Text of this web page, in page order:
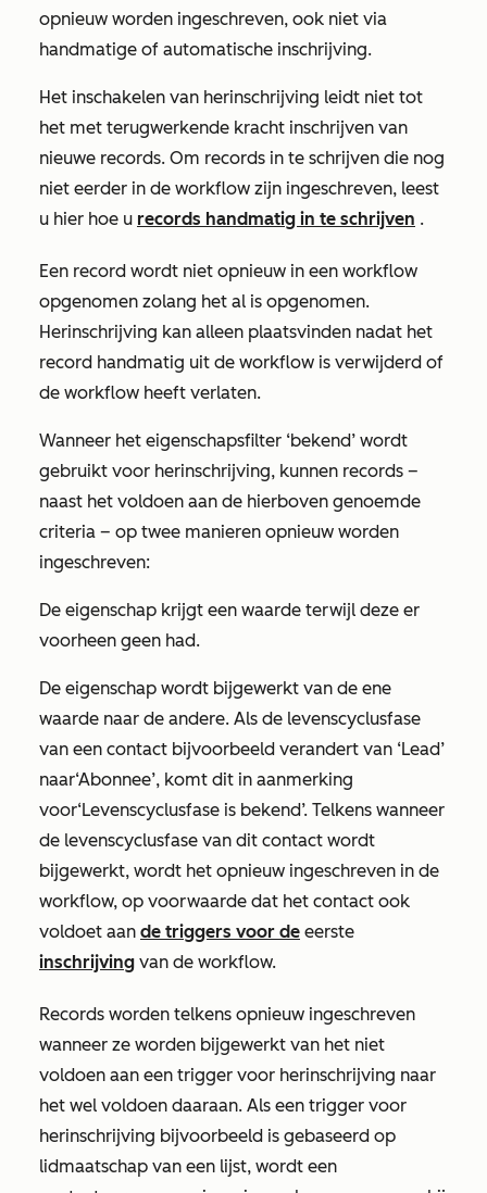
opnieuw worden ingeschreven, ook niet via
handmatige of automatische inschrijving.
Het inschakelen van herinschrijving leidt niet tot
het met terugwerkende kracht inschrijven van
nieuwe records. Om records in te schrijven die nog
niet eerder in de workflow zijn ingeschreven, leest
u hier hoe u records handmatig in te schrijven .
Een record wordt niet opnieuw in een workflow
opgenomen zolang het al is opgenomen.
Herinschrijving kan alleen plaatsvinden nadat het
record handmatig uit de workflow is verwijderd of
de workflow heeft verlaten.
Wanneer het eigenschapsfilter ‘bekend’ wordt
gebruikt voor herinschrijving, kunnen records –
naast het voldoen aan de hierboven genoemde
criteria – op twee manieren opnieuw worden
ingeschreven:
De eigenschap krijgt een waarde terwijl deze er
voorheen geen had.
De eigenschap wordt bijgewerkt van de ene
waarde naar de andere. Als de levenscyclusfase
van een contact bijvoorbeeld verandert van ‘Lead’
naar‘Abonnee’, komt dit in aanmerking
voor‘Levenscyclusfase is bekend’. Telkens wanneer
de levenscyclusfase van dit contact wordt
bijgewerkt, wordt het opnieuw ingeschreven in de
workflow, op voorwaarde dat het contact ook
voldoet aan de triggers voor de eerste
inschrijving van de workflow.
Records worden telkens opnieuw ingeschreven
wanneer ze worden bijgewerkt van het niet
voldoen aan een trigger voor herinschrijving naar
het wel voldoen daaraan. Als een trigger voor
herinschrijving bijvoorbeeld is gebaseerd op
lidmaatschap van een lijst, wordt een